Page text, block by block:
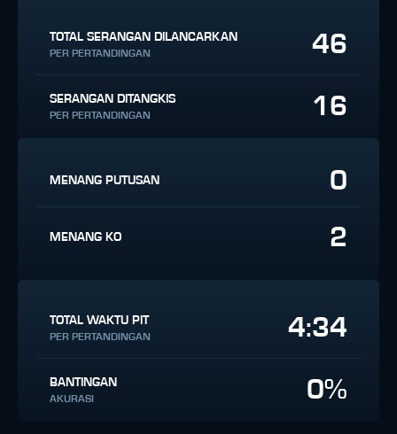
TOTAL SERANGAN DILANCARKAN
PER PERTANDINGAN 46
SERANGAN DITANGKIS
PER PERTANDINGAN 16
MENANG PUTUSAN 0
MENANG KO 2
TOTAL WAKTU PIT
PER PERTANDINGAN 4:34
BANTINGAN
AKURASI 0%